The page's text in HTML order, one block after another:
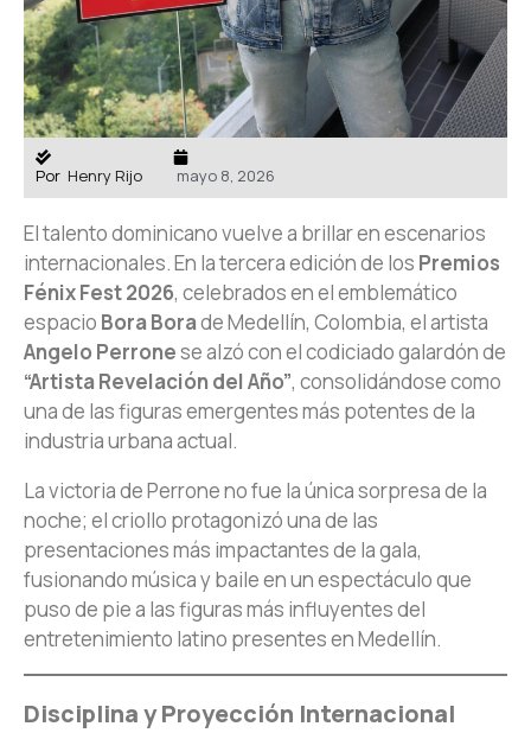
Por Henry Rijo mayo 8, 2026
El talento dominicano vuelve a brillar en escenarios
internacionales. En la tercera edición de los Premios
Fénix Fest 2026, celebrados en el emblemático
espacio Bora Borade Medellín, Colombia, el artista
Angelo Perronese alzó con el codiciado galardón de
“Artista Revelación del Año”, consolidándose como
una de las figuras emergentes más potentes de la
industria urbana actual.
La victoria de Perrone no fue la única sorpresa de la
noche; el criollo protagonizó una de las
presentaciones más impactantes de la gala,
fusionando música y baile en un espectáculo que
puso de pie a las figuras más influyentes del
entretenimiento latino presentes en Medellín.
Disciplina y Proyección Internacional